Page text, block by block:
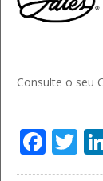
Consulte o seu